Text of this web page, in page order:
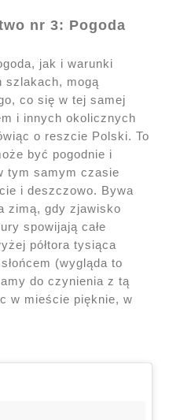
nr 3: Pogoda
jak i warunki
szlakach, mogą
co się w tej samej
i innych okolicznych
o reszcie Polski. To
być pogodnie i
tym samym czasie
i deszczowo. Bywa
zimą, gdy zjawisko
spowijają całe
półtora tysiąca
(wygląda to
do czynienia z tą
w mieście pięknie, w